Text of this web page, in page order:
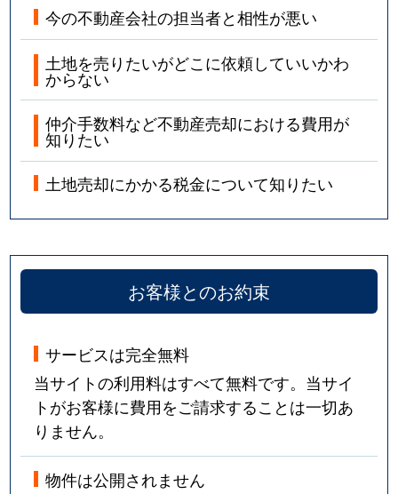
今の不動産会社の担当者と相性が悪い
土地を売りたいがどこに依頼していいかわ
からない
仲介手数料など不動産売却における費用が
知りたい
土地売却にかかる税金について知りたい
お客様とのお約束
サービスは完全無料
当サイトの利用料はすべて無料です。当サイ
トがお客様に費用をご請求することは一切あ
りません。
物件は公開されません